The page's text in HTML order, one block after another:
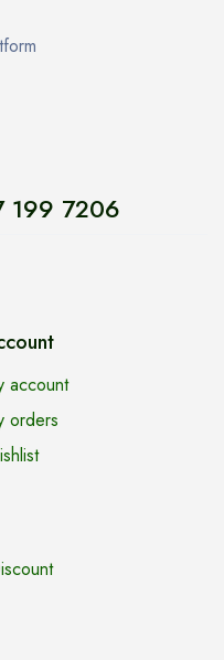
199 7206
account
orders